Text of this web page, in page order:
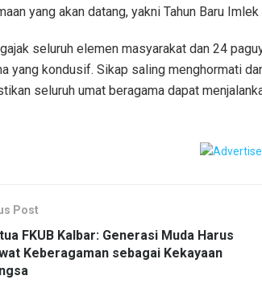
yang akan datang, yakni Tahun Baru
seluruh elemen masyarakat dan 24
yang kondusif. Sikap saling menghormati
seluruh umat beragama dapat
Post
FKUB Kalbar: Generasi Muda Harus
Keberagaman sebagai Kekayaan